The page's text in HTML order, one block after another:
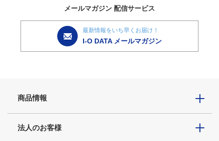
メールマガジン 配信サービス
最新情報をいち早くお届け！
I-O DATA メールマガジン
商品情報
法人のお客様